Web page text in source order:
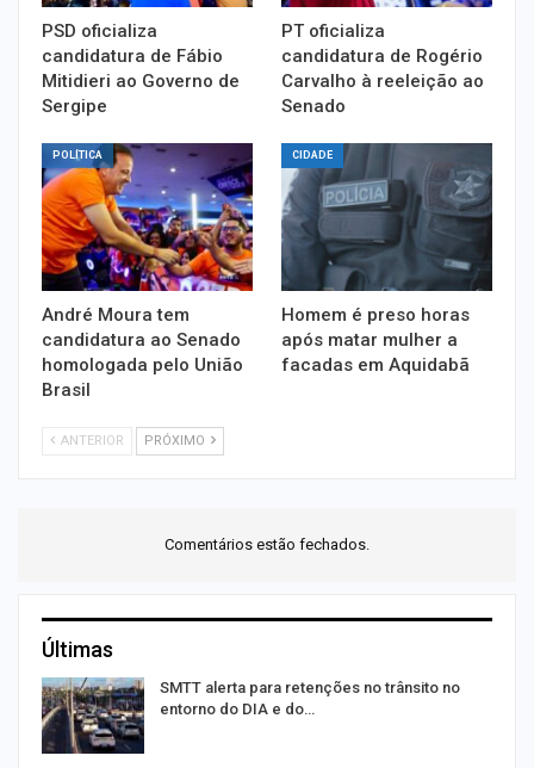
PSD oficializa
candidatura de Fábio
Mitidieri ao Governo de
Sergipe
PT oficializa
candidatura de Rogério
Carvalho à reeleição ao
Senado
POLÍTICA
André Moura tem
candidatura ao Senado
homologada pelo União
Brasil
CIDADE
Homem é preso horas
após matar mulher a
facadas em Aquidabã
ANTERIOR PRÓXIMO
Comentários estão fechados.
Últimas
SMTT alerta para retenções no trânsito no
entorno do DIA e do…